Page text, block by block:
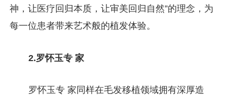
神，让医疗回归本质，让审美回归自然”的理念，为
每一位患者带来艺术般的植发体验。
2.罗怀玉专 家
罗怀玉专 家同样在毛发移植领域拥有深厚造